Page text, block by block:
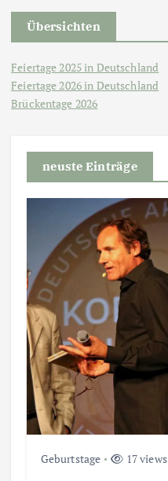
Übersichten
Feiertage 2025 in Deutschland
Feiertage 2026 in Deutschland
Brückentage 2026
neuste Einträge
Geburtstage 17 views